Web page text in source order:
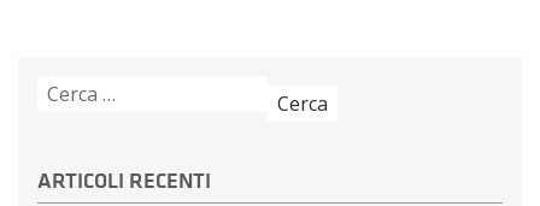
Ricerca
ARTICOLI RECENTI